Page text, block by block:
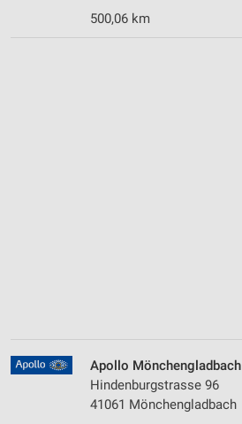
500,06 km
Apollo Mönchengladbach
Hindenburgstrasse 96
41061 Mönchengladbach